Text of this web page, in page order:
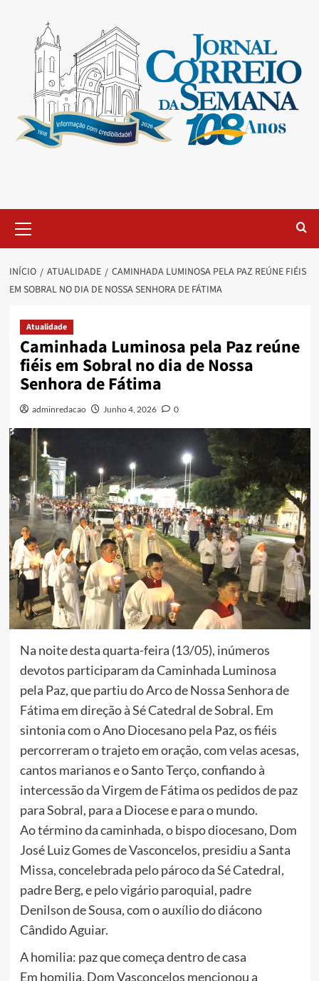
INÍCIO ATUALIDADE
CAMINHADA LUMINOSA PELA PAZ REÚNE FIÉIS
EM SOBRAL NO DIA DE NOSSA SENHORA DE FÁTIMA
Atualidade
Caminhada Luminosa pela Paz reúne
fiéis em Sobral no dia de Nossa
Senhora de Fátima
adminredacao Junho 4, 2026 0
Na noite desta quarta-feira (13/05), inúmeros
devotos participaram da Caminhada Luminosa
pela Paz, que partiu do Arco de Nossa Senhora de
Fátima em direção à Sé Catedral de Sobral. Em
sintonia com o Ano Diocesano pela Paz, os fiéis
percorreram o trajeto em oração, com velas acesas,
cantos marianos e o Santo Terço, confiando à
intercessão da Virgem de Fátima os pedidos de paz
para Sobral, para a Diocese e para o mundo.
Ao término da caminhada, o bispo diocesano, Dom
José Luiz Gomes de Vasconcelos, presidiu a Santa
Missa, concelebrada pelo pároco da Sé Catedral,
padre Berg, e pelo vigário paroquial, padre
Denilson de Sousa, com o auxílio do diácono
Cândido Aguiar.
A homilia: paz que começa dentro de casa
Em homilia, Dom Vasconcelos mencionou a